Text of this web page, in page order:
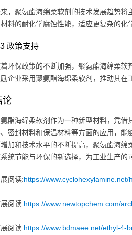
，聚氨酯海绵柔软剂的技术发展趋势
料的耐化学腐蚀性能，适应更复杂的化
政策支持
着环保政策的不断加强，聚氨酯海绵柔软
企业采用聚氨酯海绵柔软剂，推动其在
论
酯海绵柔软剂作为一种新型材料，凭
密封材料和保温材料等方面的应用，
增加和技术水平的不断提高，聚氨酯海
统节能与环保的新选择，为工业生产的
阅读:https://
阅读:https://www.newtopchem.com/
阅读:https://www.bdmaee.net/ethyl-4-